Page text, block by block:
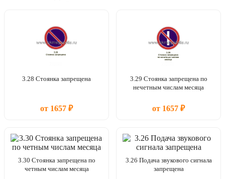
3.28 Стоянка запрещена
от 1657 ₽
3.29 Стоянка запрещена по
нечетным числам месяца
от 1657 ₽
3.30 Стоянка запрещена по
четным числам месяца
3.26 Подача звукового сигнала
запрещена